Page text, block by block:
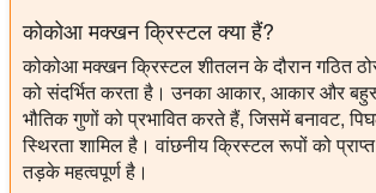
कोकोआ मक्खन क्रिस्टल क्या हैं?
कोकोआ मक्खन क्रिस्टल शीतलन के दौरान गठित
को संदर्भित करता है। उनका आकार, आकार और
भौतिक गुणों को प्रभावित करते हैं, जिसमें बनावट,
स्थिरता शामिल है। वांछनीय क्रिस्टल रूपों को
तड़के महत्वपूर्ण है।